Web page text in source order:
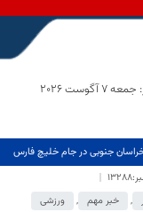
7 آگوست 2026
جنوبی در جام خلیچ فارس
, خبر مهم , ورزشی